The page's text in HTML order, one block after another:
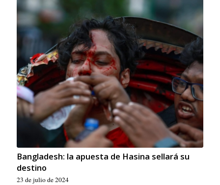
Bangladesh: la apuesta de Hasina sellará su
destino
23 de julio de 2024